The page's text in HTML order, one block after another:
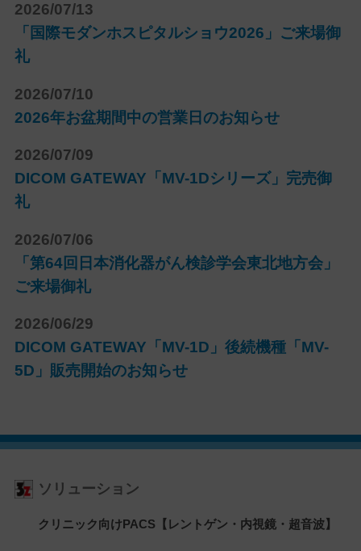
2026/07/13
「国際モダンホスピタルショウ2026」ご来場御
礼
2026/07/10
2026年お盆期間中の営業日のお知らせ
2026/07/09
DICOM GATEWAY「MV-1Dシリーズ」完売御
礼
2026/07/06
「第64回日本消化器がん検診学会東北地方会」
ご来場御礼
2026/06/29
DICOM GATEWAY「MV-1D」後続機種「MV-
5D」販売開始のお知らせ
ソリューション
クリニック向けPACS【レントゲン・内視鏡・超音波】